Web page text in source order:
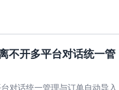
不开多平台对话统一管
对话统一管理与订单自动导入